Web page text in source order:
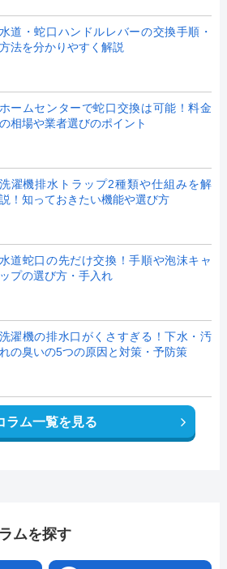
水道・蛇口ハンドルレバーの交換手順・
方法を分かりやすく解説
ホームセンターで蛇口交換は可能！料金
の相場や業者選びのポイント
洗濯機排水トラップ2種類や仕組みを解
説！知っておきたい機能や選び方
水道蛇口の先だけ交換！手順や泡沫キャ
ップの選び方・手入れ
洗濯機の排水口がくさすぎる！下水・汚
れの臭いの5つの原因と対策・予防策
ラム一覧を見る
ムを探す